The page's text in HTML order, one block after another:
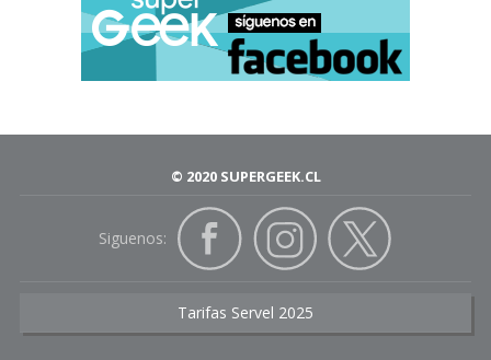
© 2020 SUPERGEEK.CL
Siguenos:
Tarifas Servel 2025